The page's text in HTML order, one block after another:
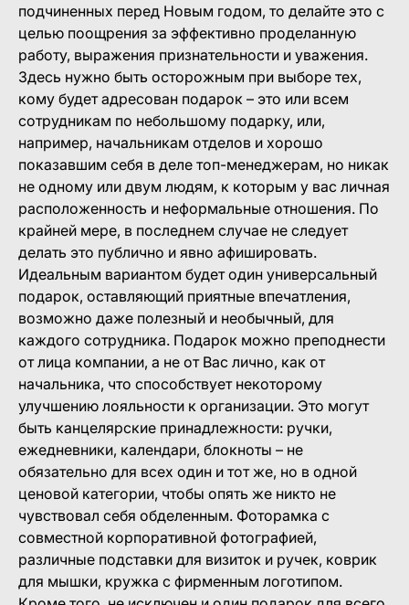
подчиненных перед Новым годом, то делайте это с
целью поощрения за эффективно проделанную
работу, выражения признательности и уважения.
Здесь нужно быть осторожным при выборе тех,
кому будет адресован подарок – это или всем
сотрудникам по небольшому подарку, или,
например, начальникам отделов и хорошо
показавшим себя в деле топ-менеджерам, но никак
не одному или двум людям, к которым у вас личная
расположенность и неформальные отношения. По
крайней мере, в последнем случае не следует
делать это публично и явно афишировать.
Идеальным вариантом будет один универсальный
подарок, оставляющий приятные впечатления,
возможно даже полезный и необычный, для
каждого сотрудника. Подарок можно преподнести
от лица компании, а не от Вас лично, как от
начальника, что способствует некоторому
улучшению лояльности к организации. Это могут
быть канцелярские принадлежности: ручки,
ежедневники, календари, блокноты – не
обязательно для всех один и тот же, но в одной
ценовой категории, чтобы опять же никто не
чувствовал себя обделенным. Фоторамка с
совместной корпоративной фотографией,
различные подставки для визиток и ручек, коврик
для мышки, кружка с фирменным логотипом.